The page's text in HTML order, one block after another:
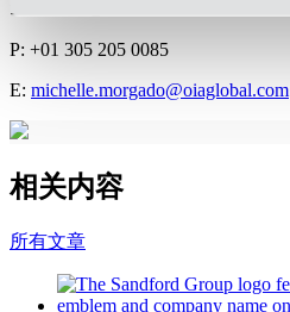
P: +01 305 205 0085
E: michelle.morgado@oiaglobal.com
相关内容
所有文章